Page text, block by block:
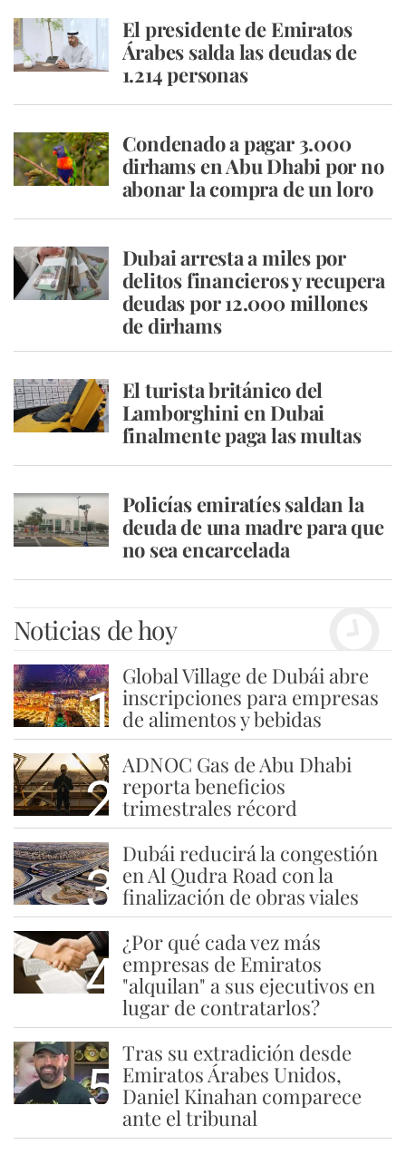
El presidente de Emiratos
Árabes salda las deudas de
1.214 personas
Condenado a pagar 3.000
dirhams en Abu Dhabi por no
abonar la compra de un loro
Dubai arresta a miles por
delitos financieros y recupera
deudas por 12.000 millones
de dirhams
El turista británico del
Lamborghini en Dubai
finalmente paga las multas
Policías emiratíes saldan la
deuda de una madre para que
no sea encarcelada
Noticias de hoy
1
Global Village de Dubái abre
inscripciones para empresas
de alimentos y bebidas
2
ADNOC Gas de Abu Dhabi
reporta beneficios
trimestrales récord
3
Dubái reducirá la congestión
en Al Qudra Road con la
finalización de obras viales
4
¿Por qué cada vez más
empresas de Emiratos
"alquilan" a sus ejecutivos en
lugar de contratarlos?
5
Tras su extradición desde
Emiratos Árabes Unidos,
Daniel Kinahan comparece
ante el tribunal